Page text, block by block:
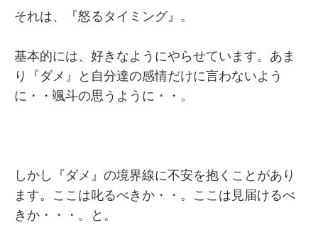
それは、『怒るタイミング』。
基本的には、好きなようにやらせています。あま
り『ダメ』と自分達の感情だけに言わないよう
に・・颯斗の思うように・・。
しかし『ダメ』の境界線に不安を抱くことがあり
ます。ここは叱るべきか・・。ここは見届けるべ
きか・・・。と。